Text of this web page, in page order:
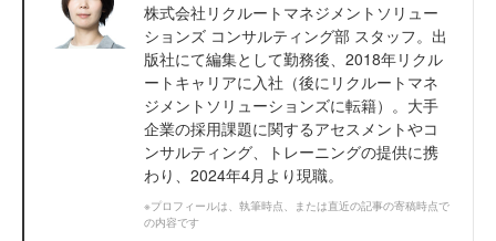
株式会社リクルートマネジメントソリュー
ションズ コンサルティング部 スタッフ。出
版社にて編集として勤務後、2018年リクル
ートキャリアに入社（後にリクルートマネ
ジメントソリューションズに転籍）。大手
企業の採用課題に関するアセスメントやコ
ンサルティング、トレーニングの提供に携
わり、2024年4月より現職。
※プロフィールは、執筆時点、または直近の記事の寄稿時点で
の内容です